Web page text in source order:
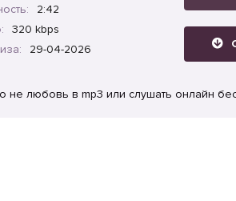
2:42
320 kbps
29-04-2026
не любовь в mp3 или слушать онлайн